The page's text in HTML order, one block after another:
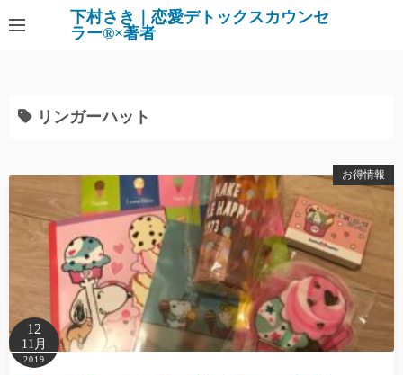
下村さき｜恋愛デトックスカウンセ
ラー®×著者
リンガーハット
お得情報
12
11月
2019